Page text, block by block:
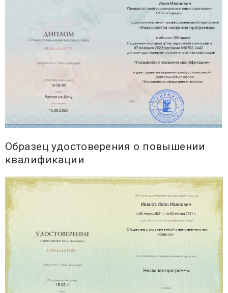
Образец удостоверения о повышении
квалификации